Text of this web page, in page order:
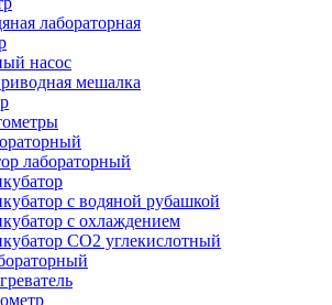
лабораторная
насос
мешалка
лабораторный
с водяной рубашкой
с охлаждением
СО2 углекислотный